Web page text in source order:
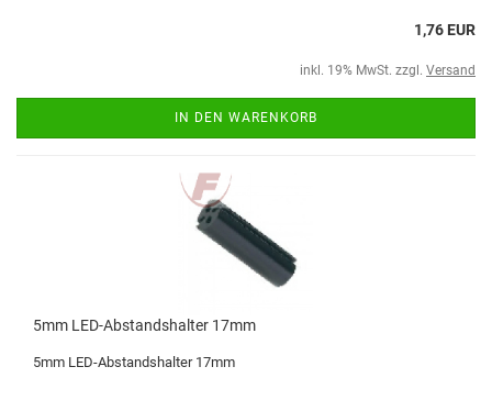
1,76 EUR
inkl. 19% MwSt. zzgl. Versand
IN DEN WARENKORB
5mm LED-Abstandshalter 17mm
5mm LED-Abstandshalter 17mm